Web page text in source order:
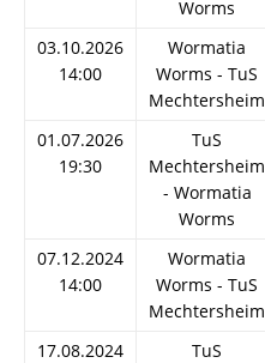
Worms
03.10.2026
14:00
Wormatia
Worms - TuS
Mechtersheim
01.07.2026
19:30
TuS
Mechtersheim
- Wormatia
Worms
07.12.2024
14:00
Wormatia
Worms - TuS
Mechtersheim
17.08.2024
TuS